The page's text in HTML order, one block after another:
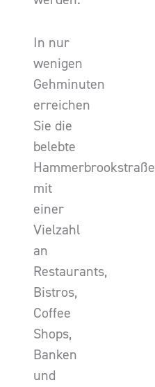
In nur
wenigen
Gehminuten
erreichen
Sie die
belebte
Hammerbrookstraße
mit
einer
Vielzahl
an
Restaurants,
Bistros,
Coffee
Shops,
Banken
und